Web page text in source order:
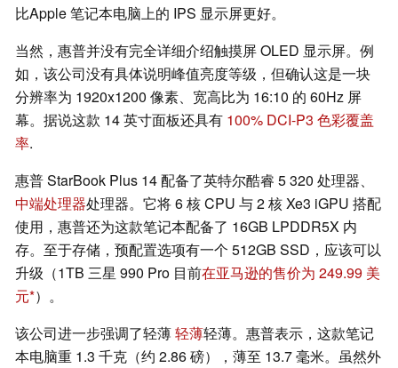
比Apple 笔记本电脑上的 IPS 显示屏更好。
当然，惠普并没有完全详细介绍触摸屏 OLED 显示屏。例
如，该公司没有具体说明峰值亮度等级，但确认这是一块
分辨率为 1920x1200 像素、宽高比为 16:10 的 60Hz 屏
幕。据说这款 14 英寸面板还具有 100% DCI-P3 色彩覆盖
率.
惠普 StarBook Plus 14 配备了英特尔酷睿 5 320 处理器、
中端处理器处理器。它将 6 核 CPU 与 2 核 Xe3 iGPU 搭配
使用，惠普还为这款笔记本配备了 16GB LPDDR5X 内
存。至于存储，预配置选项有一个 512GB SSD，应该可以
升级（1TB 三星 990 Pro 目前在亚马逊的售价为 249.99 美
元 ）。
该公司进一步强调了轻薄轻薄轻薄。惠普表示，这款笔记
本电脑重 1.3 千克（约 2.86 磅），薄至 13.7 毫米。虽然外